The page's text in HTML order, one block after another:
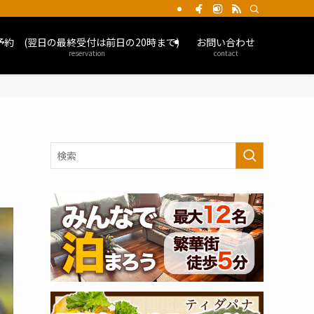
約 (翌日の最終受付は前日の20時まで)
reservation
お問い合わせ
contact